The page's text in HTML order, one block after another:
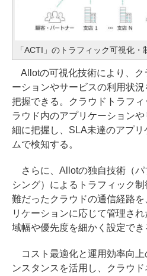
「ACTI」のトラフィック可視化・
Allotの可視化技術により、ク
ーションやサービスの利用状
把握できる。クラウドトラフ
ラウド内のアプリケーション
細に把握し、SLA未達のアプリ
ムで検知する。
さらに、Allotの独自技術（パ
シング）によるトラフィック
難だったクラウドの通信経路
リケーションに応じて管理さ
域幅や優先度を細かく設定でき
コスト最適化と運用効率向上
ンスタンスを活用し、クラウ